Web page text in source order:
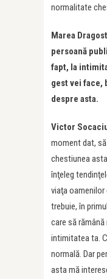
normalitate
Marea
persoană
fapt, la
gest vei face,
despre asta.
Victor
moment dat,
chestiunea
înţeleg
viaţa
trebuie, în
care să
intimitatea ta.
normală. Dar
asta mă